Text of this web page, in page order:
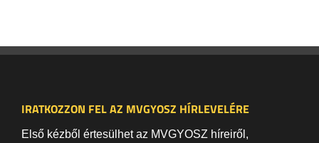
IRATKOZZON FEL AZ MVGYOSZ HÍRLEVELÉRE
Első kézből értesülhet az MVGYOSZ híreiről,